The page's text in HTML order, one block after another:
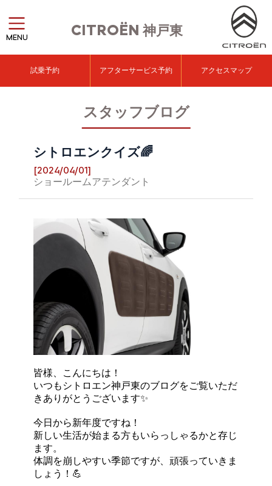
CITROËN神戸東
MENU
試乗予約 アフターサービス予約 アクセスマップ
スタッフブログ
シトロエンクイズ🌈
[2024/04/01]
ショールームアテンダント
皆様、こんにちは！
いつもシトロエン神戸東のブログをご覧いただ
きありがとうございます✨
今日から新年度ですね！
新しい生活が始まる方もいらっしゃるかと存じ
ます。
体調を崩しやすい季節ですが、頑張っていきま
しょう！💪